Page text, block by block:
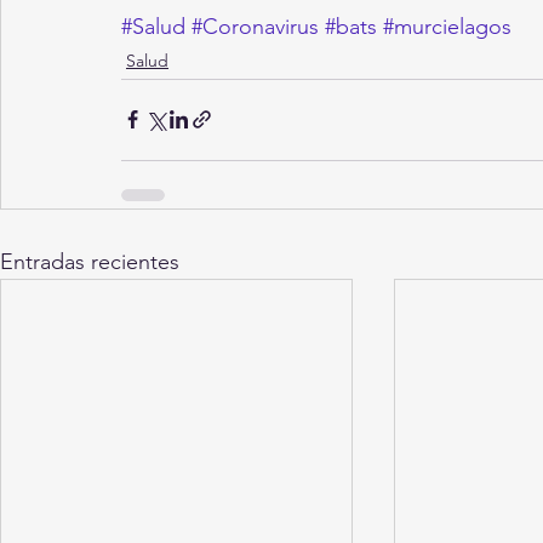
#Salud #Coronavirus #bats #murcielagos
Salud
Entradas recientes